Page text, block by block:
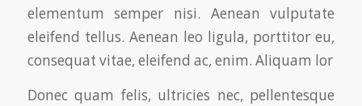
elementum semper nisi. Aenean vulputate
eleifend tellus. Aenean leo ligula, porttitor eu,
consequat vitae, eleifend ac, enim. Aliquam lor
Donec quam felis, ultricies nec, pellentesque